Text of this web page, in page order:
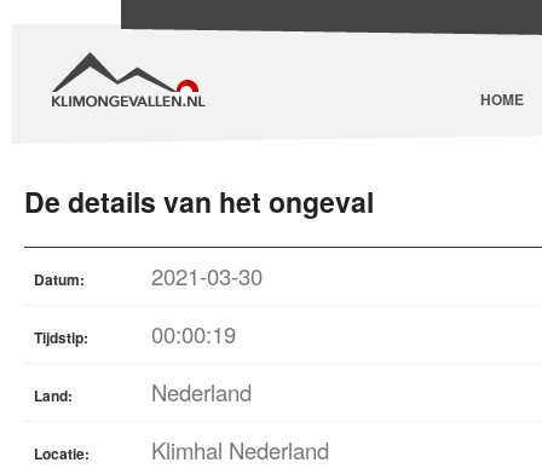
HOME
De details van het ongeval
Datum: 2021-03-30
Tijdstip: 00:00:19
Land: Nederland
Locatie: Klimhal Nederland